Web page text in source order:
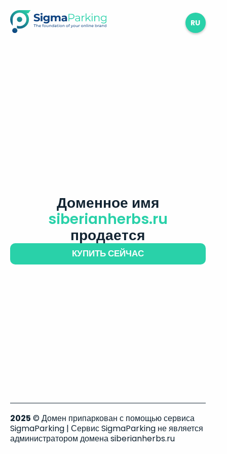
RU
Доменное имя
siberianherbs.ru
продается
КУПИТЬ СЕЙЧАС
2025 © Домен припаркован с помощью сервиса
SigmaParking | Сервис SigmaParking не является
администратором домена siberianherbs.ru